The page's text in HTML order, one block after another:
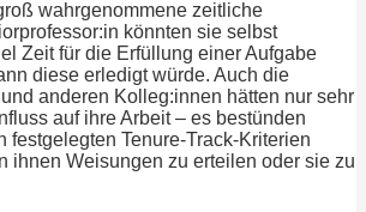
wahrgenommene zeitliche
könnten sie selbst
Zeit für die Erfüllung einer Aufgabe
diese erledigt würde. Auch die
anderen Kolleg:innen hätten nur sehr
auf ihre Arbeit – es bestünden
festgelegten Tenure-Track-Kriterien
ihnen Weisungen zu erteilen oder sie zu